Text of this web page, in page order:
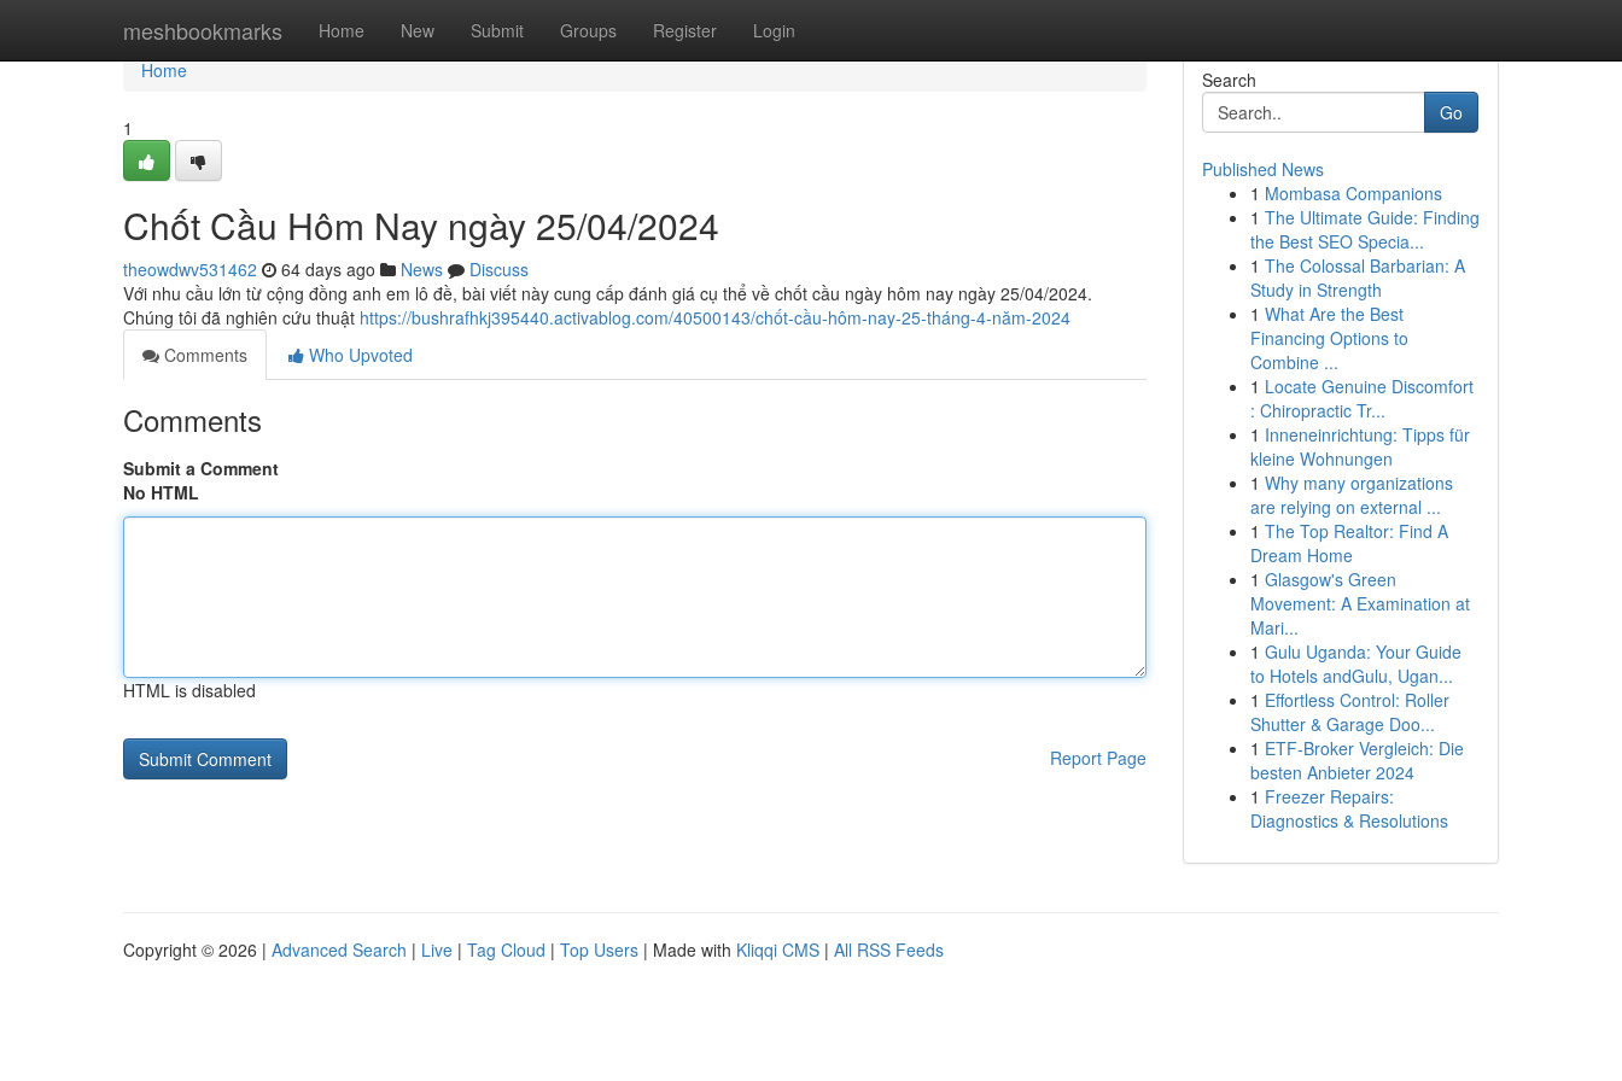
meshbookmarks Home New Submit Groups Register Login
Home
Home
1
Chốt Cầu Hôm Nay ngày 25/04/2024
theowdwv531462 64 days ago News
Discuss
Với nhu cầu lớn từ cộng đồng anh em lô đề, bài viết này cung cấp đánh giá cụ thể về chốt cầu ngày hôm nay ngày 25/04/2024.
Chúng tôi đã nghiên cứu thuật https://bushrafhkj395440.activablog.com/40500143/chốt-cầu-hôm-nay-25-tháng-4-năm-2024
Comments
Who Upvoted
Comments
Submit a Comment
No HTML
HTML is disabled
Report Page
Search
Go
Published News
1 Mombasa Companions
1 The Ultimate Guide: Finding
the Best SEO Specia...
1 The Colossal Barbarian: A
Study in Strength
1 What Are the Best
Financing Options to
Combine ...
1 Locate Genuine Discomfort
: Chiropractic Tr...
1 Inneneinrichtung: Tipps für
kleine Wohnungen
1 Why many organizations
are relying on external ...
1 The Top Realtor: Find A
Dream Home
1 Glasgow's Green
Movement: A Examination at
Mari...
1 Gulu Uganda: Your Guide
to Hotels andGulu, Ugan...
1 Effortless Control: Roller
Shutter & Garage Doo...
1 ETF-Broker Vergleich: Die
besten Anbieter 2024
1 Freezer Repairs:
Diagnostics & Resolutions
Copyright © 2026 | Advanced Search | Live | Tag Cloud | Top Users | Made with Kliqqi CMS | All RSS Feeds